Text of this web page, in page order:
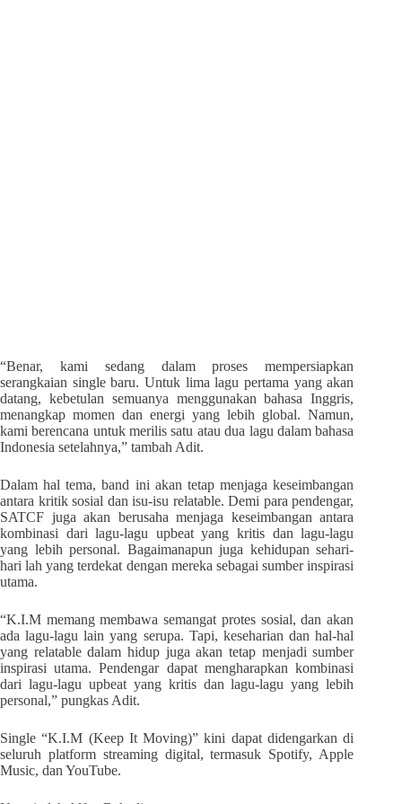
“Benar, kami sedang dalam proses mempersiapkan
serangkaian single baru. Untuk lima lagu pertama yang akan
datang, kebetulan semuanya menggunakan bahasa Inggris,
menangkap momen dan energi yang lebih global. Namun,
kami berencana untuk merilis satu atau dua lagu dalam bahasa
Indonesia setelahnya,” tambah Adit.
Dalam hal tema, band ini akan tetap menjaga keseimbangan
antara kritik sosial dan isu-isu relatable. Demi para pendengar,
SATCF juga akan berusaha menjaga keseimbangan antara
kombinasi dari lagu-lagu upbeat yang kritis dan lagu-lagu
yang lebih personal. Bagaimanapun juga kehidupan sehari-
hari lah yang terdekat dengan mereka sebagai sumber inspirasi
utama.
“K.I.M memang membawa semangat protes sosial, dan akan
ada lagu-lagu lain yang serupa. Tapi, keseharian dan hal-hal
yang relatable dalam hidup juga akan tetap menjadi sumber
inspirasi utama. Pendengar dapat mengharapkan kombinasi
dari lagu-lagu upbeat yang kritis dan lagu-lagu yang lebih
personal,” pungkas Adit.
Single “K.I.M (Keep It Moving)” kini dapat didengarkan di
seluruh platform streaming digital, termasuk Spotify, Apple
Music, dan YouTube.